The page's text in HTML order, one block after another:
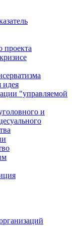
проекта
идея
"управляемой
и